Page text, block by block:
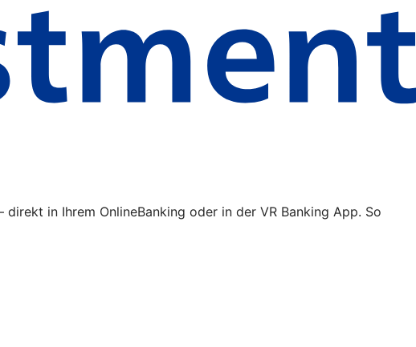
in Ihrem OnlineBanking oder in der VR Banking App. So